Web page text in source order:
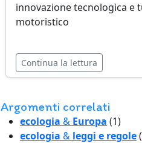
innovazione tecnologica e
motoristico
Continua la lettura
Argomenti correlati
ecologia & Europa (1)
ecologia & leggi e regole